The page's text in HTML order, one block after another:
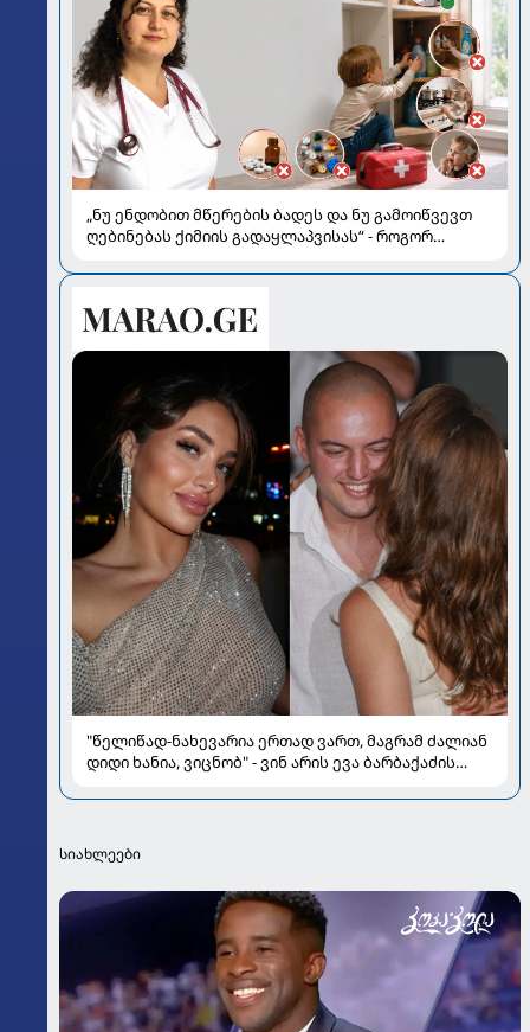
„ნუ ენდობით მწერების ბადეს და ნუ გამოიწვევთ
ღებინებას ქიმიის გადაყლაპვისას“ - როგორ
სალომე ახვლედიანის რჩევები
"წელიწად-ნახევარია ერთად ვართ, მაგრამ ძალიან
დიდი ხანია, ვიცნობ" - ვინ არის ევა ბარბაქაძის
სიახლეები